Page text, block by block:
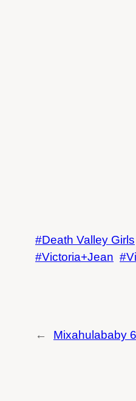
Death Valley Girls
Victoria+Jean
← Mixahulababy